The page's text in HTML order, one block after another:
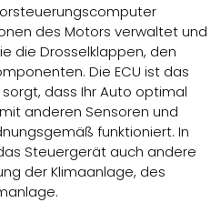
des Motors verwaltet und
die Drosselklappen, den
Die ECU ist das
dass Ihr Auto optimal
anderen Sensoren und
funktioniert. In
Steuergerät auch andere
der Klimaanlage, des